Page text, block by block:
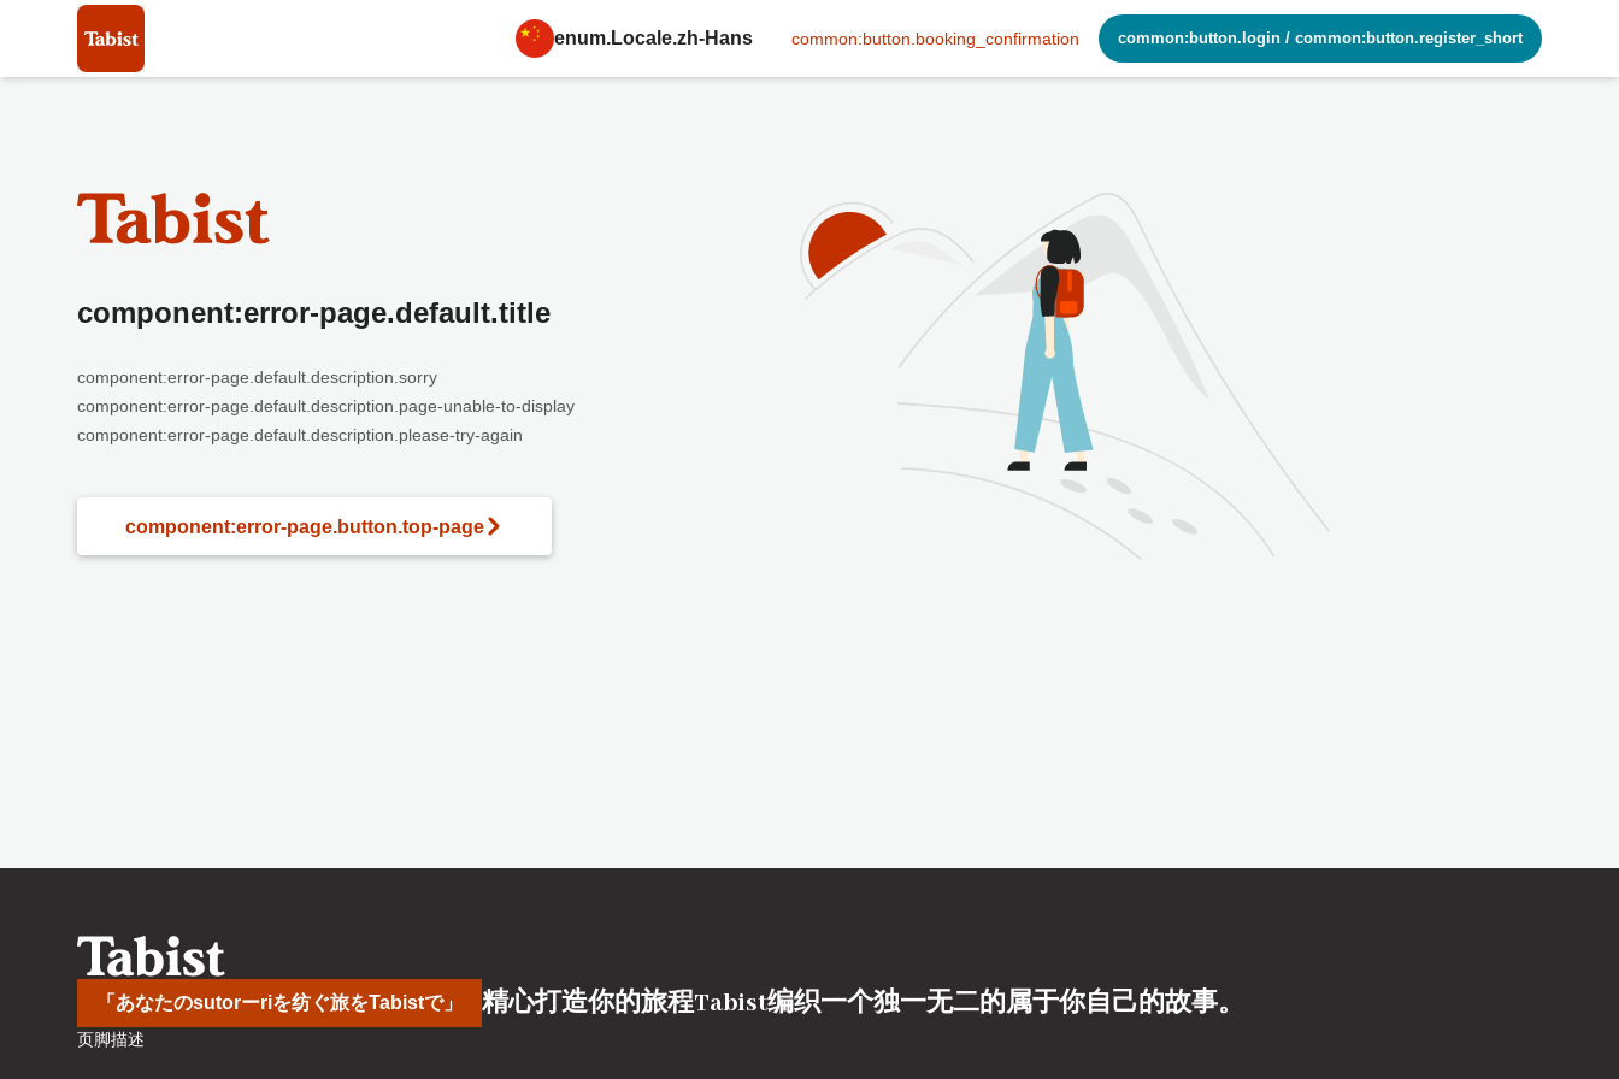
enum.Locale.zh-Hans common:button.booking_confirmation common:button.login / common:button.register_short
component:error-page.default.title
component:error-page.default.description.sorry
component:error-page.default.description.page-unable-to-display
component:error-page.default.description.please-try-again
component:error-page.button.top-page
「あなたのsutorーriを纺ぐ旅をTabistで」 精心打造你的旅程Tabist编织一个独一无二的属于你自己的故事。
页脚描述